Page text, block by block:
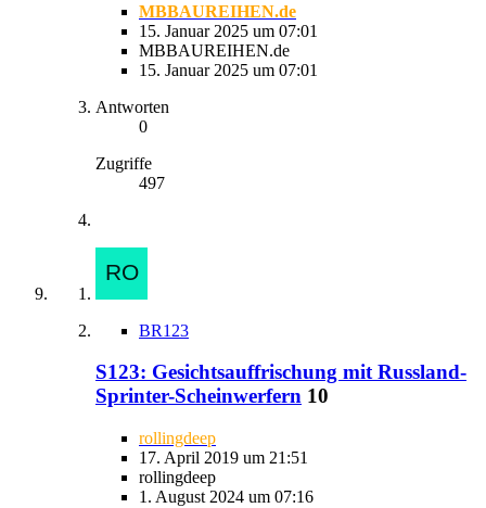
MBBAUREIHEN.de
15. Januar 2025 um 07:01
MBBAUREIHEN.de
15. Januar 2025 um 07:01
Antworten
0
Zugriffe
497
BR123
S123: Gesichtsauffrischung mit Russland-
Sprinter-Scheinwerfern 10
rollingdeep
17. April 2019 um 21:51
rollingdeep
1. August 2024 um 07:16